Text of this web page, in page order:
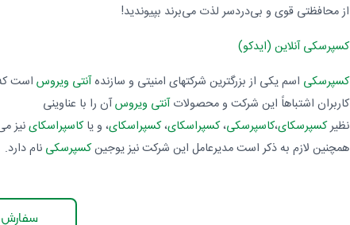
از محافظتی قوی و بی‌دردسر لذت می‌برند بپیوندید!
کسپرسکی آنلاین (ایدکو)
کسپرسکی اسم یکی از بزرگترین شرکتهای امنیتی و سازندهآنتی ویروس است
کاربران اشتباهاً این شرکت و محصولاتآنتی ویروسآن را با عناوینی
نظیرکسپرسکای،کاسپرسکی،کسپراسکای،کسپراسکای، و یاکاسپراسکاینیز
همچنین لازم به ذکر است مدیرعامل این شرکت نیز یوجینکسپرسکی نام دارد.